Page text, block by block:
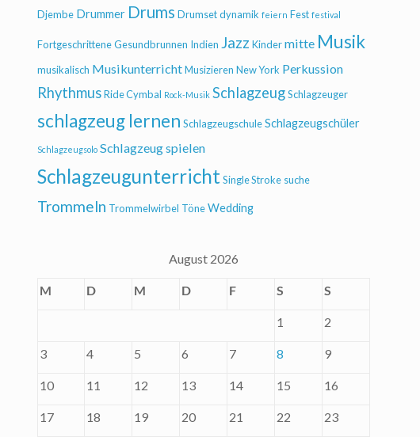
Djembe Drummer Drums Drumsetdynamik feiern Fest festival
FortgeschritteneGesundbrunnen Indien Jazz Kindermitte Musik
musikalisch MusikunterrichtMusizieren New York Perkussion
RhythmusRide Cymbal Rock-Musik SchlagzeugSchlagzeuger
schlagzeug lernen SchlagzeugschuleSchlagzeugschüler
Schlagzeugsolo Schlagzeug spielen
SchlagzeugunterrichtSingle Stroke suche
Trommeln Trommelwirbel TöneWedding
August 2026
M D M D F S S
1 2
3 4 5 6 7 8 9
10 11 12 13 14 15 16
17 18 19 20 21 22 23